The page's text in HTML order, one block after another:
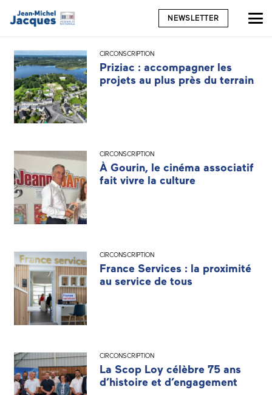
NEWSLETTER
CIRCONSCRIPTION
Priziac : accompagner les
projets au plus près du terrain
CIRCONSCRIPTION
À Gourin, le cinéma associatif
fait vivre la culture
CIRCONSCRIPTION
France Services : la proximité
au service de tous
CIRCONSCRIPTION
La Scop Loy célèbre 75 ans
d’histoire et d’engagement